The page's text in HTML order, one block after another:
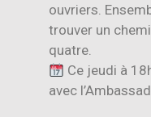
ouvriers.
trouver un
quatre.
Ce jeudi à
avec